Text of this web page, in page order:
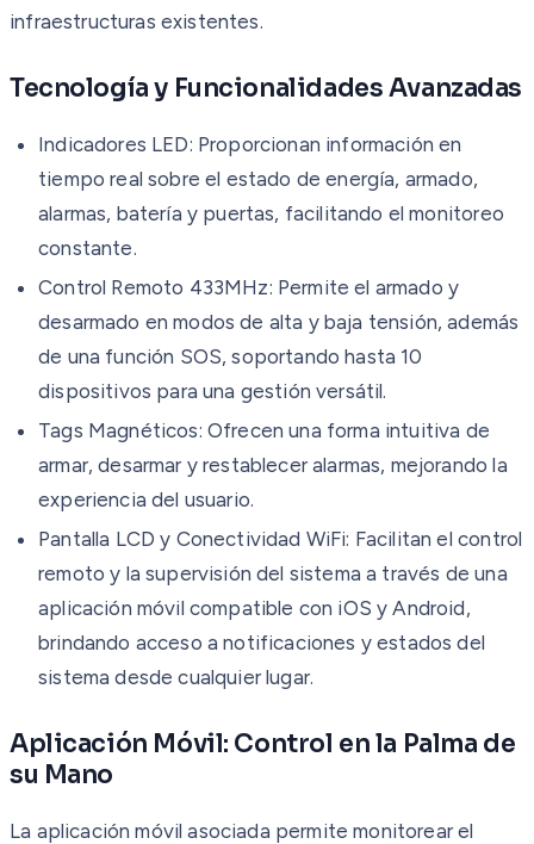
infraestructuras existentes.
Tecnología y Funcionalidades Avanzadas
Indicadores LED: Proporcionan información en
tiempo real sobre el estado de energía, armado,
alarmas, batería y puertas, facilitando el monitoreo
constante.
Control Remoto 433MHz: Permite el armado y
desarmado en modos de alta y baja tensión, además
de una función SOS, soportando hasta 10
dispositivos para una gestión versátil.
Tags Magnéticos: Ofrecen una forma intuitiva de
armar, desarmar y restablecer alarmas, mejorando la
experiencia del usuario.
Pantalla LCD y Conectividad WiFi: Facilitan el control
remoto y la supervisión del sistema a través de una
aplicación móvil compatible con iOS y Android,
brindando acceso a notificaciones y estados del
sistema desde cualquier lugar.
Aplicación Móvil: Control en la Palma de
su Mano
La aplicación móvil asociada permite monitorear el